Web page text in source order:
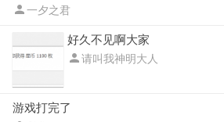
一夕之君
好久不见啊大家
请叫我神明大人
游戏打完了